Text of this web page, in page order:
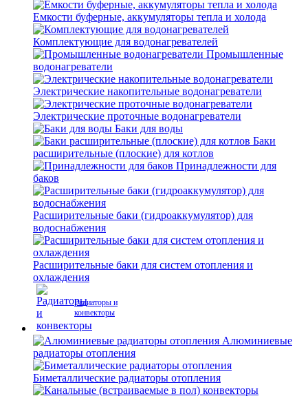
Емкости буферные, аккумуляторы тепла и холода
Комплектующие для водонагревателей
Промышленные
водонагреватели
Электрические накопительные водонагреватели
Электрические проточные водонагреватели
Баки для воды
Баки
расширительные (плоские) для котлов
Принадлежности для
баков
Расширительные баки (гидроаккумулятор) для
водоснабжения
Расширительные баки для систем отопления и
охлаждения
Радиаторы и
конвекторы
Алюминиевые
радиаторы отопления
Биметаллические радиаторы отопления